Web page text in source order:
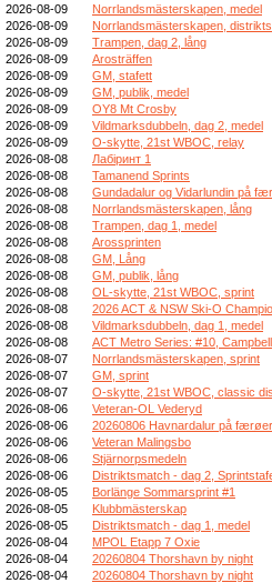
2026-08-09
Norrlandsmästerskapen, medel
2026-08-09
Norrlandsmästerskapen,
2026-08-09
Trampen, dag 2, lång
2026-08-09
Arosträffen
2026-08-09
GM, stafett
2026-08-09
GM, publik, medel
2026-08-09
OY8 Mt Crosby
2026-08-09
Vildmarksdubbeln, dag 2, medel
2026-08-09
O-skytte, 21st WBOC, relay
2026-08-08
Лабіринт 1
2026-08-08
Tamanend Sprints
2026-08-08
Gundadalur og Vidarlundin på
2026-08-08
Norrlandsmästerskapen, lång
2026-08-08
Trampen, dag 1, medel
2026-08-08
Arossprinten
2026-08-08
GM, Lång
2026-08-08
GM, publik, lång
2026-08-08
OL-skytte, 21st WBOC, sprint
2026-08-08
2026 ACT & NSW Ski-O
2026-08-08
Vildmarksdubbeln, dag 1, medel
2026-08-08
ACT Metro Series: #10,
2026-08-07
Norrlandsmästerskapen, sprint
2026-08-07
GM, sprint
2026-08-07
O-skytte, 21st WBOC, classic
2026-08-06
Veteran-OL Vederyd
2026-08-06
20260806 Havnardalur på
2026-08-06
Veteran Malingsbo
2026-08-06
Stjärnorpsmedeln
2026-08-06
Distriktsmatch - dag 2,
2026-08-05
Borlänge Sommarsprint #1
2026-08-05
Klubbmästerskap
2026-08-05
Distriktsmatch - dag 1, medel
2026-08-04
MPOL Etapp 7 Oxie
2026-08-04
20260804 Thorshavn by night
2026-08-04
20260804 Thorshavn by night